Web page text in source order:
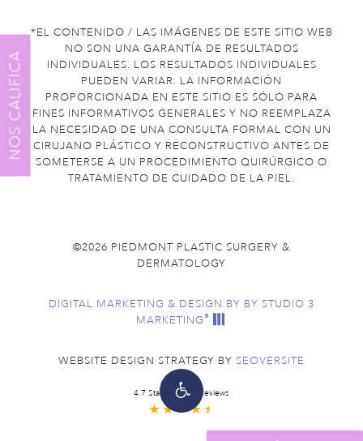
NOS CALIFICA
*EL CONTENIDO / LAS IMÁGENES DE ESTE SITIO WEB
NO SON UNA GARANTÍA DE RESULTADOS
INDIVIDUALES. LOS RESULTADOS INDIVIDUALES
PUEDEN VARIAR. LA INFORMACIÓN
PROPORCIONADA EN ESTE SITIO ES SÓLO PARA
FINES INFORMATIVOS GENERALES Y NO REEMPLAZA
LA NECESIDAD DE UNA CONSULTA FORMAL CON UN
CIRUJANO PLÁSTICO Y RECONSTRUCTIVO ANTES DE
SOMETERSE A UN PROCEDIMIENTO QUIRÚRGICO O
TRATAMIENTO DE CUIDADO DE LA PIEL.
©2026 PIEDMONT PLASTIC SURGERY &
DERMATOLOGY
DIGITAL MARKETING & DESIGN BY BY STUDIO 3
MARKETING®
WEBSITE DESIGN STRATEGY BY SEOVERSITE
4.7 Stars from 49 Reviews